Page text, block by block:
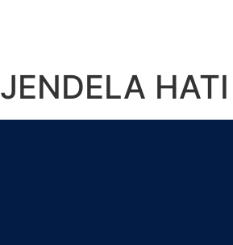
JENDELA